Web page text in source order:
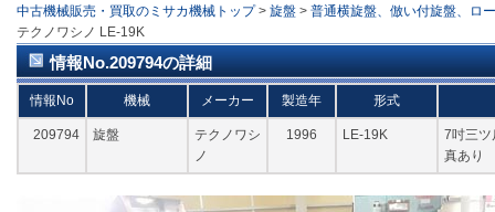
中古機械販売・買取のミサカ機械トップ > 旋盤 > 普通横旋盤、倣い付旋盤、ロ
テクノワシノ LE-19K
情報No.209794の詳細
情報No 機械 メーカー 製造年 形式
209794 旋盤
テクノワシ
ノ
1996 LE-19K
7吋三
真あり